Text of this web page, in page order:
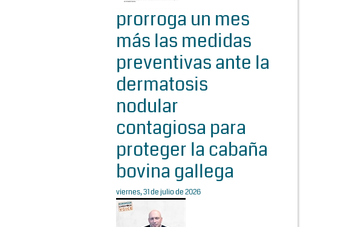
prorroga un mes
más las medidas
preventivas ante la
dermatosis
nodular
contagiosa para
proteger la cabaña
bovina gallega
viernes, 31 de julio de 2026